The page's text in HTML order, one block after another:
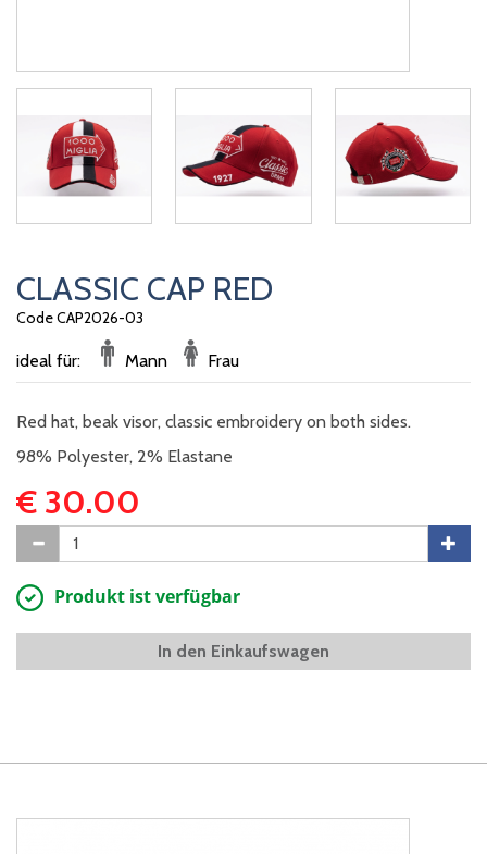
CLASSIC CAP RED
Code CAP2026-03
ideal für: Mann Frau
Red hat, beak visor, classic embroidery on both sides.
98% Polyester, 2% Elastane
€ 30.00
Produkt ist verfügbar
In den Einkaufswagen